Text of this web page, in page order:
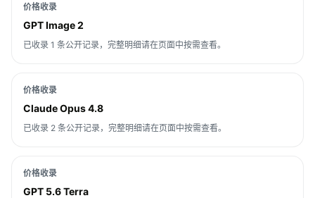
价格收录
GPT Image 2
已收录 1 条公开记录，完整明细请在页面中按需查看。
价格收录
Claude Opus 4.8
已收录 2 条公开记录，完整明细请在页面中按需查看。
价格收录
GPT 5.6 Terra